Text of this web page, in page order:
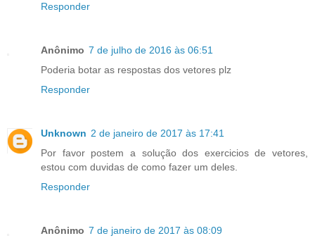
Responder
Anônimo 7 de julho de 2016 às 06:51
Poderia botar as respostas dos vetores plz
Responder
Unknown 2 de janeiro de 2017 às 17:41
Por favor postem a solução dos exercicios de vetores,
estou com duvidas de como fazer um deles.
Responder
Anônimo 7 de janeiro de 2017 às 08:09